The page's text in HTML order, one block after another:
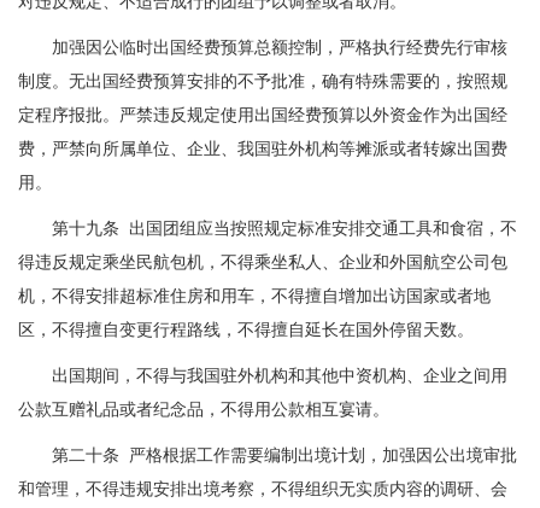
加强因公临时出国经费预算总额控制，严格执行经费先行审核
制度。无出国经费预算安排的不予批准，确有特殊需要的，按照规
定程序报批。严禁违反规定使用出国经费预算以外资金作为出国经
费，严禁向所属单位、企业、我国驻外机构等摊派或者转嫁出国费
用。
第十九条 出国团组应当按照规定标准安排交通工具和食宿，不
得违反规定乘坐民航包机，不得乘坐私人、企业和外国航空公司包
机，不得安排超标准住房和用车，不得擅自增加出访国家或者地
区，不得擅自变更行程路线，不得擅自延长在国外停留天数。
出国期间，不得与我国驻外机构和其他中资机构、企业之间用
公款互赠礼品或者纪念品，不得用公款相互宴请。
第二十条 严格根据工作需要编制出境计划，加强因公出境审批
和管理，不得违规安排出境考察，不得组织无实质内容的调研、会